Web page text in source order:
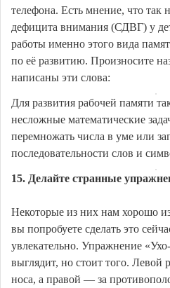
телефона. Есть мнение, что так
дефицита внимания (СДВГ) у
работы именно этого вида
по её развитию. Произносите
написаны эти слова:
Для развития рабочей памяти
несложные математические
перемножать числа в уме или
последовательности слов и
15. Делайте странные
Некоторые из них нам хорошо
вы попробуете сделать это
увлекательно. Упражнение
выглядит, но стоит того. Левой
носа, а правой — за